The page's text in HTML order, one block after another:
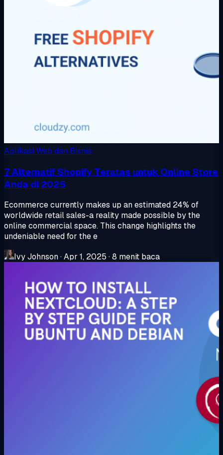
Aplikasi Web dan Bisnis
7 Alternatif Shopify Teratas untuk Online Store
Anda di 2025
Ecommerce currently makes up an estimated 24% of
worldwide retail sales-a reality made possible by the
online commercial space. This change highlights the
undeniable need for the e
Ivy Johnson·Apr 1, 2025 ·8 menit baca